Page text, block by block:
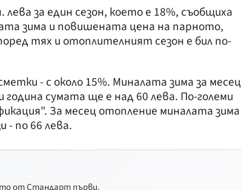
за един сезон, което е 18%, съобщиха
зима и повишената цена на парното,
тях и отоплителният сезон е бил по-
- с около 15%. Миналата зима за месец
сумата ще е над 60 лева. По-големи
За месец отопление миналата зима
- по 66 лева.